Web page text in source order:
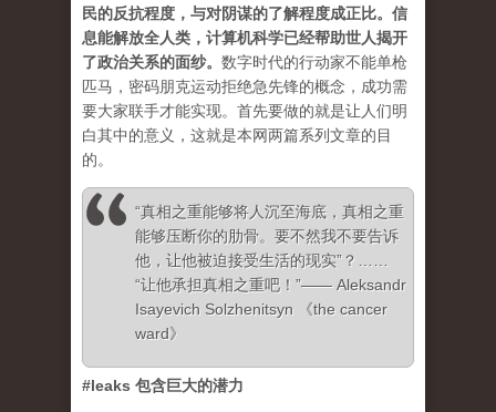
民的反抗程度，与对阴谋的了解程度成正比。信
息能解放全人类，计算机科学已经帮助世人揭开
了政治关系的面纱。 数字时代的行动家不能单枪
匹马，密码朋克运动拒绝急先锋的概念，成功需
要大家联手才能实现。首先要做的就是让人们明
白其中的意义，这就是本网两篇系列文章的目
的。
“真相之重能够将人沉至海底，真相之重
能够压断你的肋骨。要不然我不要告诉
他，让他被迫接受生活的现实”？……
“让他承担真相之重吧！”—— Aleksandr
Isayevich Solzhenitsyn 《the cancer
ward》
#leaks 包含巨大的潜力